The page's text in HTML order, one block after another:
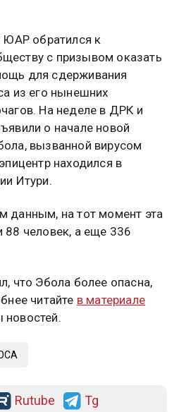
ЮАР обратился к
с призывом оказать
для сдерживания
из его нынешних
На неделе в ДРК и
о начале новой
вызванной вирусом
находился в
Итури.
данным, на тот момент эта
человек, а еще 336
что Эбола более опасна,
читайте в материале
Rutube Tg